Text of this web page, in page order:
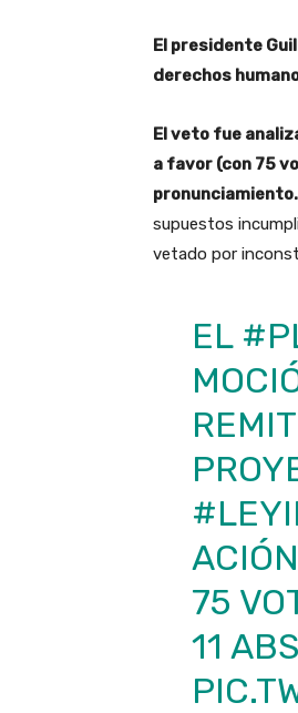
El presidente
derechos
El veto fue
a favor (con 75
pronunciamiento.
supuestos
vetado por
EL
ACIÓN
75
11